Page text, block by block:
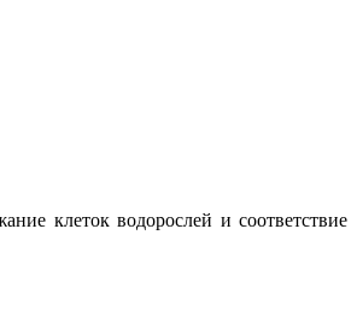
клеток водорослей и соответствие